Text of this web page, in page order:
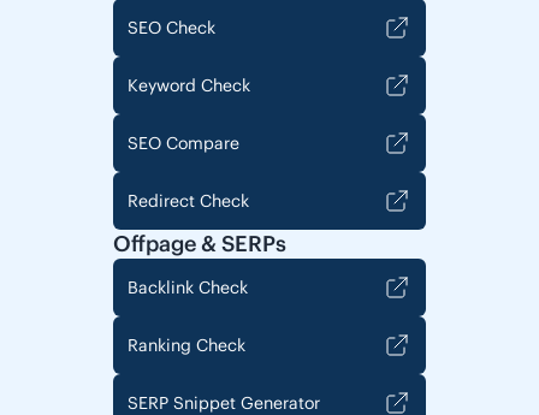
SEO Check
Keyword Check
SEO Compare
Redirect Check
Offpage & SERPs
Backlink Check
Ranking Check
SERP Snippet Generator